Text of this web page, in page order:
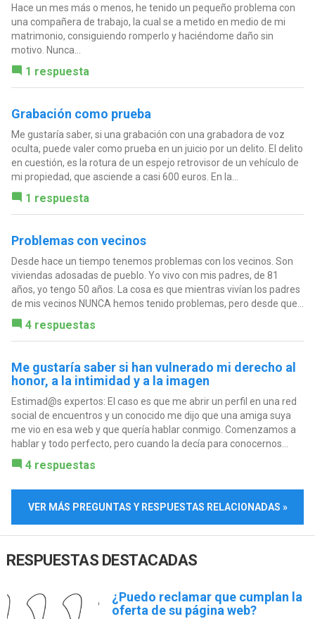
Hace un mes más o menos, he tenido un pequeño problema con
una compañera de trabajo, la cual se a metido en medio de mi
matrimonio, consiguiendo romperlo y haciéndome daño sin
motivo. Nunca...
1 respuesta
Grabación como prueba
Me gustaría saber, si una grabación con una grabadora de voz
oculta, puede valer como prueba en un juicio por un delito. El delito
en cuestión, es la rotura de un espejo retrovisor de un vehículo de
mi propiedad, que asciende a casi 600 euros. En la...
1 respuesta
Problemas con vecinos
Desde hace un tiempo tenemos problemas con los vecinos. Son
viviendas adosadas de pueblo. Yo vivo con mis padres, de 81
años, yo tengo 50 años. La cosa es que mientras vivían los padres
de mis vecinos NUNCA hemos tenido problemas, pero desde que...
4 respuestas
Me gustaría saber si han vulnerado mi derecho al
honor, a la intimidad y a la imagen
Estimad@s expertos: El caso es que me abrir un perfil en una red
social de encuentros y un conocido me dijo que una amiga suya
me vio en esa web y que quería hablar conmigo. Comenzamos a
hablar y todo perfecto, pero cuando la decía para conocernos...
4 respuestas
VER MÁS PREGUNTAS Y RESPUESTAS RELACIONADAS »
RESPUESTAS DESTACADAS
¿Puedo reclamar que cumplan la
oferta de su página web?